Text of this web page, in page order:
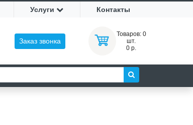
Услуги Контакты
Заказ звонка
Товаров: 0
шт.
0 р.